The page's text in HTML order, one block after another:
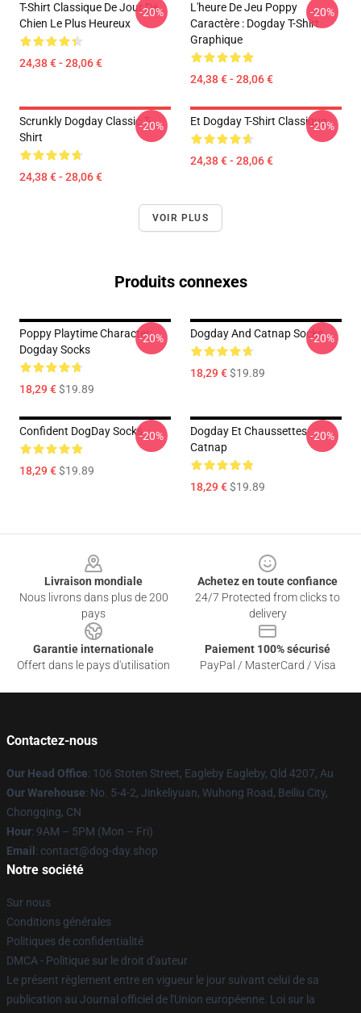
T-Shirt Classique De Jour De
Chien Le Plus Heureux
24,38 € - 28,06 €
-20%
L'heure De Jeu Poppy
Caractère : Dogday T-Shirt
Graphique
24,38 € - 28,06 €
-20%
Scrunkly Dogday Classic T-
Shirt
24,38 € - 28,06 €
-20% Et Dogday T-Shirt Classique
24,38 € - 28,06 €
-20%
VOIR PLUS
Produits connexes
Poppy Playtime Character:
Dogday Socks
18,29 €$19.89
-20% Dogday And Catnap Socks
18,29 €$19.89
-20%
Confident DogDay Socks
18,29 €$19.89
-20%
Dogday Et Chaussettes
Catnap
18,29 €$19.89
-20%
Livraison mondiale
Nous livrons dans plus de 200
pays
Achetez en toute confiance
24/7 Protected from clicks to
delivery
Garantie internationale
Offert dans le pays d'utilisation
Paiement 100% sécurisé
PayPal / MasterCard / Visa
Contactez-nous
Our Head Office: 106 Stoten Street, Eagleby Eagleby, Qld 4207, Au
Our Warehouse: No. 5-4-2, Jinkeliyuan, Wuhong Road, Beiliu City,
Chongqing, CN
Hour: 9AM – 5PM (Mon – Fri)
Email : contact@dog-day.shop
Notre société
Sur nous
Conditions générales
Politiques de confidentialité
DMCA - Politique sur le droit d'auteur
Le présent règlement entre en vigueur le jour suivant celui de sa
publication au Journal officiel de l'Union européenne. Loi sur la